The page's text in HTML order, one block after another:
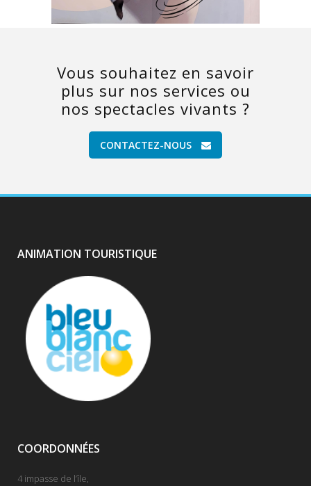
Vous souhaitez en savoir
plus sur nos services ou
nos spectacles vivants ?
CONTACTEZ-NOUS
ANIMATION TOURISTIQUE
COORDONNÉES
4 impasse de l’île,